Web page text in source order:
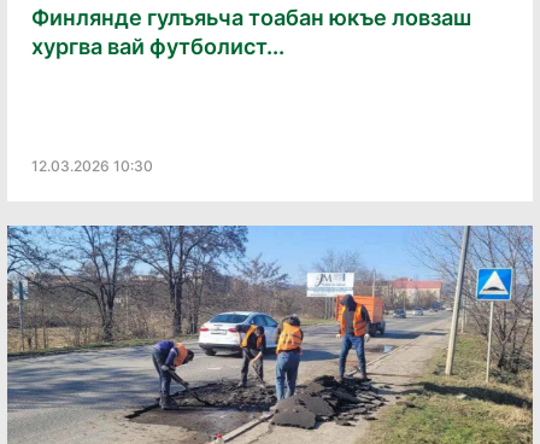
Финлянде гулъяьча тоабан юкъе ловзаш
хургва вай футболист...
12.03.2026 10:30